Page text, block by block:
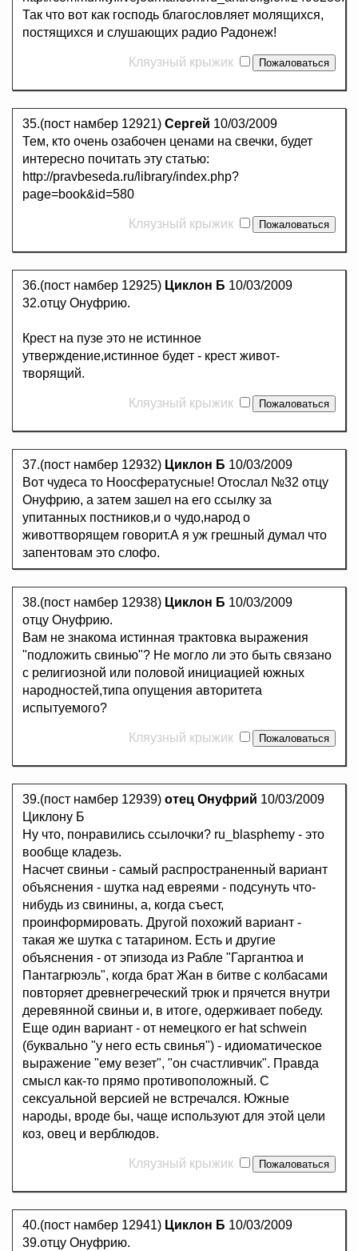
Так что вот как господь благословляет молящихся,
постящихся и слушающих радио Радонеж!
Кляузный крыжик
35.(пост намбер 12921) Сергей 10/03/2009
Тем, кто очень озабочен ценами на свечки, будет
интересно почитать эту статью:
http://pravbeseda.ru/library/index.php?
page=book&id=580
Кляузный крыжик
36.(пост намбер 12925) Циклон Б 10/03/2009
32.отцу Онуфрию.
Крест на пузе это не истинное
утверждение,истинное будет - крест живот-
творящий.
Кляузный крыжик
37.(пост намбер 12932) Циклон Б 10/03/2009
Вот чудеса то Ноосфератусные! Отослал №32 отцу
Онуфрию, а затем зашел на его ссылку за
упитанных постников,и о чудо,народ о
животтворящем говорит.А я уж грешный думал что
запентовам это слофо.
38.(пост намбер 12938) Циклон Б 10/03/2009
отцу Онуфрию.
Вам не знакома истинная трактовка выражения
"подложить свинью"? Не могло ли это быть связано
с религиозной или половой инициацией южных
народностей,типа опущения авторитета
испытуемого?
Кляузный крыжик
39.(пост намбер 12939) отец Онуфрий 10/03/2009
Циклону Б
Ну что, понравились ссылочки? ru_blasphemy - это
вообще кладезь.
Насчет свиньи - самый распространенный вариант
объяснения - шутка над евреями - подсунуть что-
нибудь из свинины, а, когда съест,
проинформировать. Другой похожий вариант -
такая же шутка с татарином. Есть и другие
объяснения - от эпизода из Рабле "Гаргантюа и
Пантагрюэль", когда брат Жан в битве с колбасами
повторяет древнегреческий трюк и прячется внутри
деревянной свиньи и, в итоге, одерживает победу.
Еще один вариант - от немецкого er hat schwein
(буквально "у него есть свинья") - идиоматическое
выражение "ему везет", "он счастливчик". Правда
смысл как-то прямо противоположный. С
сексуальной версией не встречался. Южные
народы, вроде бы, чаще используют для этой цели
коз, овец и верблюдов.
Кляузный крыжик
40.(пост намбер 12941) Циклон Б 10/03/2009
39.отцу Онуфрию.